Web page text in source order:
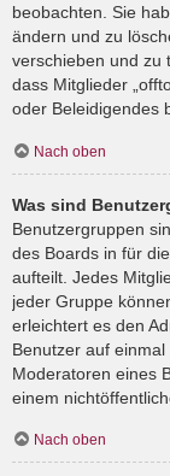
beobachten. Sie
ändern und zu
verschieben und zu
dass Mitglieder
oder Beleidigendes
Nach oben
Was sind
Benutzergruppen
des Boards in für
aufteilt. Jedes
jeder Gruppe
erleichtert es den
Benutzer auf
Moderatoren eines
einem
Nach oben